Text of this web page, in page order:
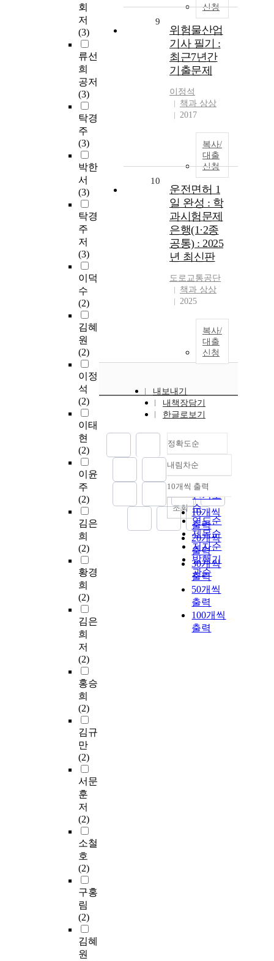
회
저
(3)
류선
희
공저
(3)
탁경
주
(3)
박한
서
(3)
탁경
주
저
(3)
이덕
수
(2)
김혜
원
(2)
이정
석
(2)
이태
현
(2)
이윤
주
(2)
김은
희
(2)
황경
희
(2)
김은
희
저
(2)
홍승
희
(2)
김규
만
(2)
서문
훈
저
(2)
소철
호
(2)
구홍
림
(2)
김혜
원
신청
9
위험물산업
기사 필기 :
최근7년간
기출문제
이정석
책과 상상
2017
복사/
대출
신청
10
운전면허 1
일 완성 : 학
과시험문제
은행(1·2종
공통) : 2025
년 최신판
도로교통공단
책과 상상
2025
복사/
대출
신청
내보내기
내책장담기
한글로보기
정확도순
정확도
순
인기도
순
연도순
제목순
저자순
발행기
관순
내림차순
내림차순
10개씩 출력
10개씩
출력
20개씩
출력
30개씩
출력
50개씩
출력
100개씩
출력
조회